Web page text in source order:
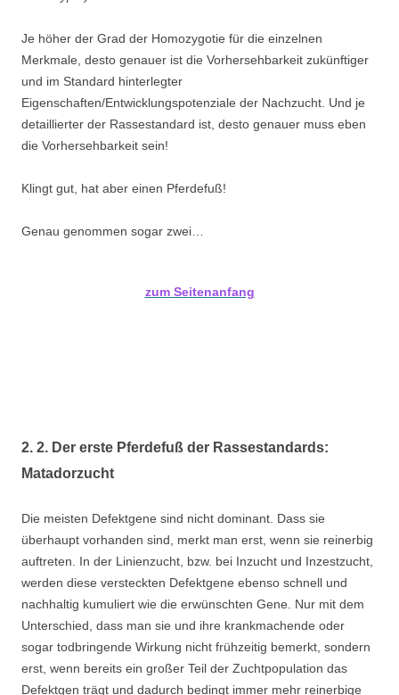
Je höher der Grad der Homozygotie für die einzelnen
Merkmale, desto genauer ist die Vorhersehbarkeit zukünftiger
und im Standard hinterlegter
Eigenschaften/Entwicklungspotenziale der Nachzucht. Und je
detaillierter der Rassestandard ist, desto genauer muss eben
die Vorhersehbarkeit sein!
Klingt gut, hat aber einen Pferdefuß!
Genau genommen sogar zwei…
zum Seitenanfang
2. 2. Der erste Pferdefuß der Rassestandards:
Matadorzucht
Die meisten Defektgene sind nicht dominant. Dass sie
überhaupt vorhanden sind, merkt man erst, wenn sie reinerbig
auftreten. In der Linienzucht, bzw. bei Inzucht und Inzestzucht,
werden diese versteckten Defektgene ebenso schnell und
nachhaltig kumuliert wie die erwünschten Gene. Nur mit dem
Unterschied, dass man sie und ihre krankmachende oder
sogar todbringende Wirkung nicht frühzeitig bemerkt, sondern
erst, wenn bereits ein großer Teil der Zuchtpopulation das
Defektgen trägt und dadurch bedingt immer mehr reinerbige